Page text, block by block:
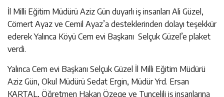
İl Milli Eğitim Müdürü Aziz Gün duyarlı iş insanları Ali Güzel,
Cömert Ayaz ve Cemil Ayaz’a desteklerinden dolayı teşekkür
ederek Yalınca Köyü Cem evi Başkanı Selçuk Güzel’e plaket
verdi.
Yalınca Cem evi Başkanı Selçuk Güzel İl Milli Eğitim Müdürü
Aziz Gün, Okul Müdürü Sedat Ergin, Müdür Yrd. Ersan
KARTAL, Öğretmen Hakan Özege ve Tuncelili iş insanlarına